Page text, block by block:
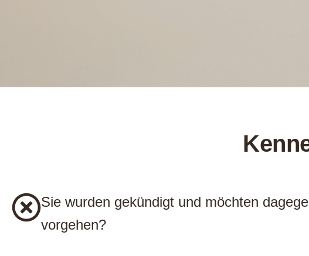
Sie wurden gekündigt und möchten
vorgehen?